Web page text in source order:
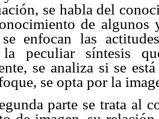
se habla del
de
enfocan las
la peculiar síntesis
se analiza si se
se opta por la
parte se trata al